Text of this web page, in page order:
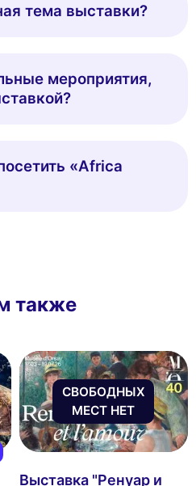
тема выставки?
мероприятия,
«Africa
также
СВОБОДНЫХ
МЕСТ НЕТ
Выставка "Ренуар и